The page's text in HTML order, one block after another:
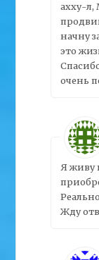
ахху-л,
начну
это
очень
Я живу
Жду